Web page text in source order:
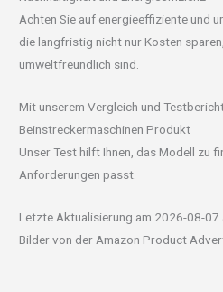
Achten Sie auf energieeffiziente und
die langfristig nicht nur Kosten
umweltfreundlich sind.
Mit unserem Vergleich und
Beinstreckermaschinen Produkt
Unser Test hilft Ihnen, das Modell zu
Anforderungen passt.
Letzte Aktualisierung am 2026-08-
Bilder von der Amazon Product